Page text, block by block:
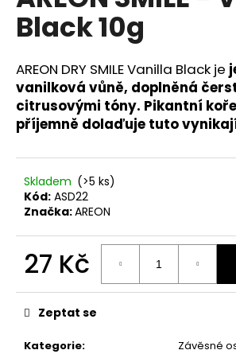
0,0
hvězdiček.
Black 10g
AREON DRY SMILEVanilla Black je
vanilková vůně, doplněná
citrusovými tóny. Pikantní
příjemně dolaďuje tuto
Skladem (>5 ks)
Kód: ASD22
Značka:AREON
27 Kč
cena:
Kategorie: Závěsné
Zeptat se
a
j
í
t
?
D
o
p
o
u